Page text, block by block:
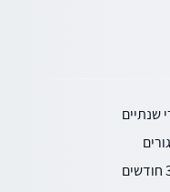
שנתיים